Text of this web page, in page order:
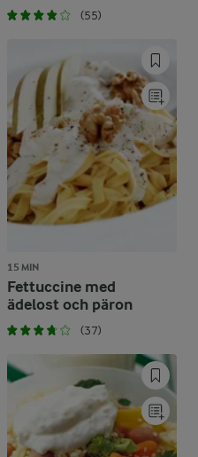
(55)
15 MIN
Fettuccine med
ädelost och päron
(37)